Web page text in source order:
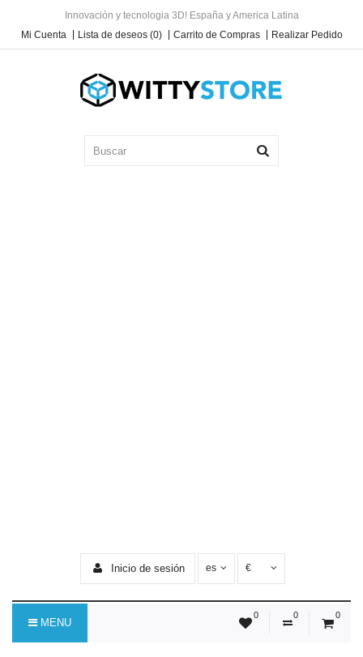
Innovación y tecnologia 3D! España y America Latina
Mi Cuenta
Lista de deseos (0) Carrito de Compras Realizar Pedido
Inicio de sesión es €
0 0 0
MENU